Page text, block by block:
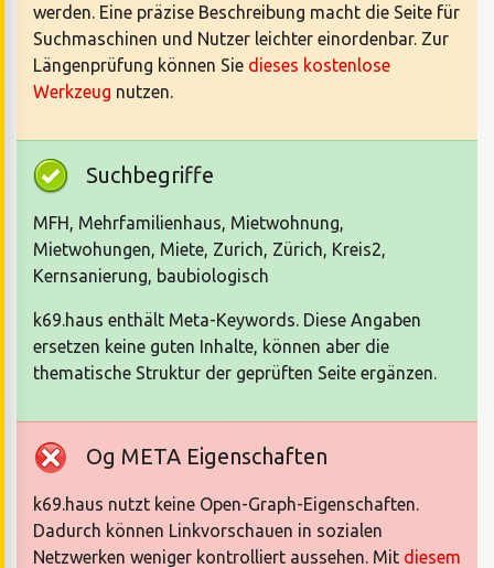
werden. Eine präzise Beschreibung macht die Seite für
Suchmaschinen und Nutzer leichter einordenbar. Zur
Längenprüfung können Sie dieses kostenlose
Werkzeug nutzen.
Suchbegriffe
MFH, Mehrfamilienhaus, Mietwohnung,
Mietwohungen, Miete, Zurich, Zürich, Kreis2,
Kernsanierung, baubiologisch
k69.haus enthält Meta-Keywords. Diese Angaben
ersetzen keine guten Inhalte, können aber die
thematische Struktur der geprüften Seite ergänzen.
Og META Eigenschaften
k69.haus nutzt keine Open-Graph-Eigenschaften.
Dadurch können Linkvorschauen in sozialen
Netzwerken weniger kontrolliert aussehen. Mit diesem